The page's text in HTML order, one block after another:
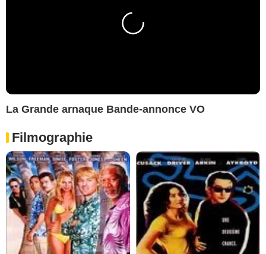
La Grande arnaque Bande-annonce VO
Filmographie